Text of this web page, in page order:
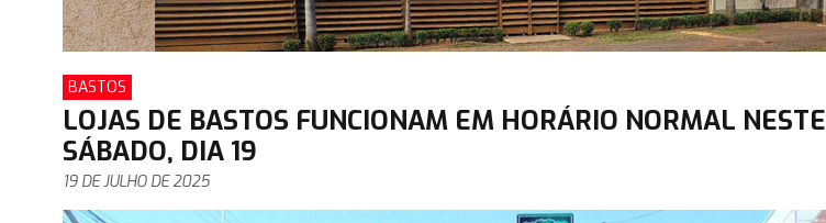
BASTOS
LOJAS DE BASTOS FUNCIONAM EM HORÁRIO NORMAL NESTE
SÁBADO, DIA 19
19 DE JULHO DE 2025